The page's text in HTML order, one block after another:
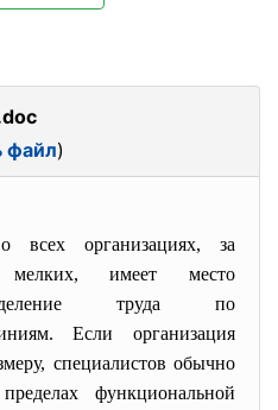
файл)
организациях, за
мелких, имеет место
труда по
Если организация
специалистов обычно
функциональной